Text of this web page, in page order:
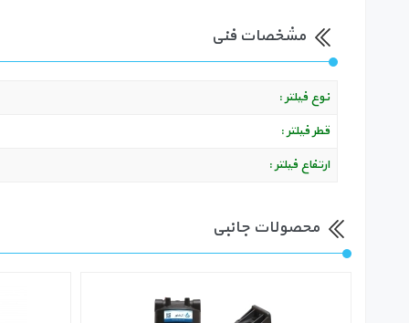
مشخصات فنی
نوع فیلتر :
قطر فیلتر :
ارتفاع فیلتر :
محصولات جانبی